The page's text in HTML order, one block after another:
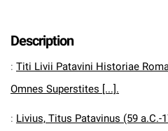
Description
: Titi Livii Patavini Historiae
Omnes Superstites [...].
: Livius, Titus Patavinus (59 a.C.-